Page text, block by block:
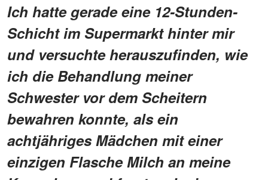
Ich hatte gerade eine 12-Stunden-
Schicht im Supermarkt hinter mir
und versuchte herauszufinden, wie
ich die Behandlung meiner
Schwester vor dem Scheitern
bewahren konnte, als ein
achtjähriges Mädchen mit einer
einzigen Flasche Milch an meine